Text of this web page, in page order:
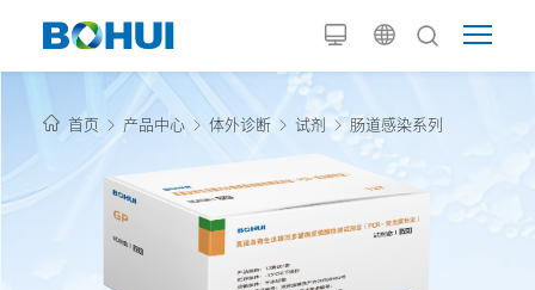
首页 产品中心 体外诊断 试剂 肠道感染系列